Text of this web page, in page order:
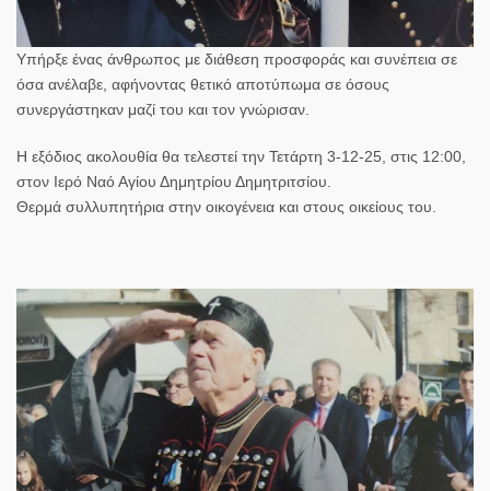
Υπήρξε ένας άνθρωπος με διάθεση προσφοράς και συνέπεια σε
όσα ανέλαβε, αφήνοντας θετικό αποτύπωμα σε όσους
συνεργάστηκαν μαζί του και τον γνώρισαν.
Η εξόδιος ακολουθία θα τελεστεί την Τετάρτη 3-12-25, στις 12:00,
στον Ιερό Ναό Αγίου Δημητρίου Δημητριτσίου.
Θερμά συλλυπητήρια στην οικογένεια και στους οικείους του.